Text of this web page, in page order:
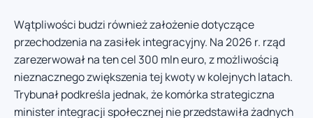
Wątpliwości budzi również założenie dotyczące
przechodzenia na zasiłek integracyjny. Na 2026 r. rząd
zarezerwował na ten cel 300 mln euro, z możliwością
nieznacznego zwiększenia tej kwoty w kolejnych latach.
Trybunał podkreśla jednak, że komórka strategiczna
minister integracji społecznej nie przedstawiła żadnych